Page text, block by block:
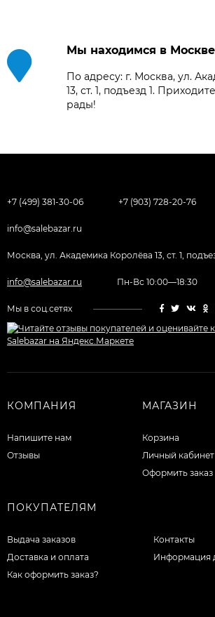
Мы находимся в Москве
По адресу: г. Москва, ул.
13, ст. 1, подъезд 1.
рады!
+7 (499) 381-30-06 +7 (903) 728-20-76
info@salebazar.ru
Москва, ул. Академика Королёва 13, ст. 1,
info@salebazar.ru Пн-Вс 10:00—18:30
Мы в соц.сетях
КОМПАНИЯ
Напишите нам
Отзывы
МАГАЗИН
Корзина
Личный кабинет
Оформить заказ
ПОКУПАТЕЛЯМ
Выдача заказов
Доставка и оплата
Как оформить заказ?
Контакты
Информация